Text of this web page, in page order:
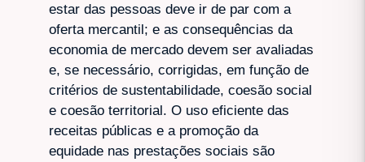
estar das pessoas deve ir de par com a
oferta mercantil; e as consequências da
economia de mercado devem ser avaliadas
e, se necessário, corrigidas, em função de
critérios de sustentabilidade, coesão social
e coesão territorial. O uso eficiente das
receitas públicas e a promoção da
equidade nas prestações sociais são